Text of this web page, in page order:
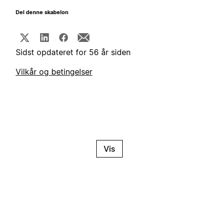
Del denne skabelon
Sidst opdateret for 56 år siden
Vilkår og betingelser
Vis